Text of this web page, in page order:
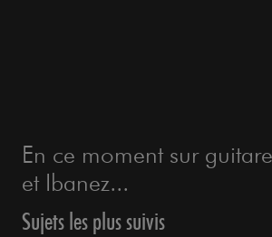
En ce moment sur
et Ibanez...
Sujets les plus suivis